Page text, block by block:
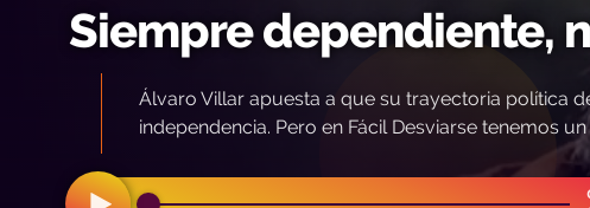
Siempre dependiente,
Álvaro Villar apuesta a que su trayectoria política
independencia. Pero en Fácil Desviarse tenemos